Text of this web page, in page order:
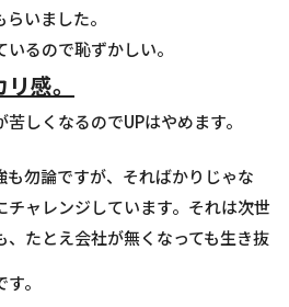
いました。
るので恥ずかしい。
感。
しくなるのでUPはやめます。
勿論ですが、そればかりじゃな
チャレンジしています。それは次世
たとえ会社が無くなっても生き抜
。